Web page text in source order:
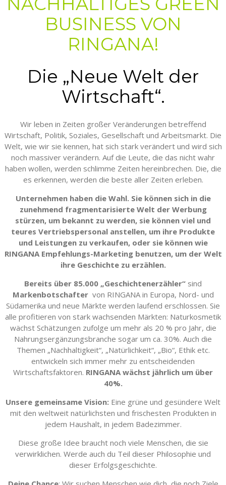
BUSINESS VON
RINGANA!
Die „Neue Welt der
Wirtschaft“.
Wir leben in Zeiten großer Veränderungen betreffend
Wirtschaft, Politik, Soziales, Gesellschaft und Arbeitsmarkt. Die
Welt, wie wir sie kennen, hat sich stark verändert und wird sich
noch massiver verändern. Auf die Leute, die das nicht wahr
haben wollen, werden schlimme Zeiten hereinbrechen. Die, die
es erkennen, werden die beste aller Zeiten erleben.
Unternehmen haben die Wahl. Sie können sich in die
zunehmend fragmentarisierte Welt der Werbung
stürzen, um bekannt zu werden, sie können viel und
teures Vertriebspersonal anstellen, um ihre Produkte
und Leistungen zu verkaufen, oder sie können wie
RINGANA Empfehlungs-Marketing benutzen, um der Welt
ihre Geschichte zu erzählen.
Bereits über 85.000 „Geschichtenerzähler“ sind
Markenbotschafter von RINGANA in Europa, Nord- und
Südamerika und neue Märkte werden laufend erschlossen. Sie
alle profitieren von stark wachsenden Märkten: Naturkosmetik
wächst Schätzungen zufolge um mehr als 20 % pro Jahr, die
Nahrungsergänzungsbranche sogar um ca. 30%. Auch die
Themen „Nachhaltigkeit“, „Natürlichkeit“, „Bio“, Ethik etc.
entwickeln sich immer mehr zu entscheidenden
Wirtschaftsfaktoren. RINGANA wächst jährlich um über
40%.
Unsere gemeinsame Vision: Eine grüne und gesündere Welt
mit den weltweit natürlichsten und frischesten Produkten in
jedem Haushalt, in jedem Badezimmer.
Diese große Idee braucht noch viele Menschen, die sie
verwirklichen. Werde auch du Teil dieser Philosophie und
dieser Erfolgsgeschichte.